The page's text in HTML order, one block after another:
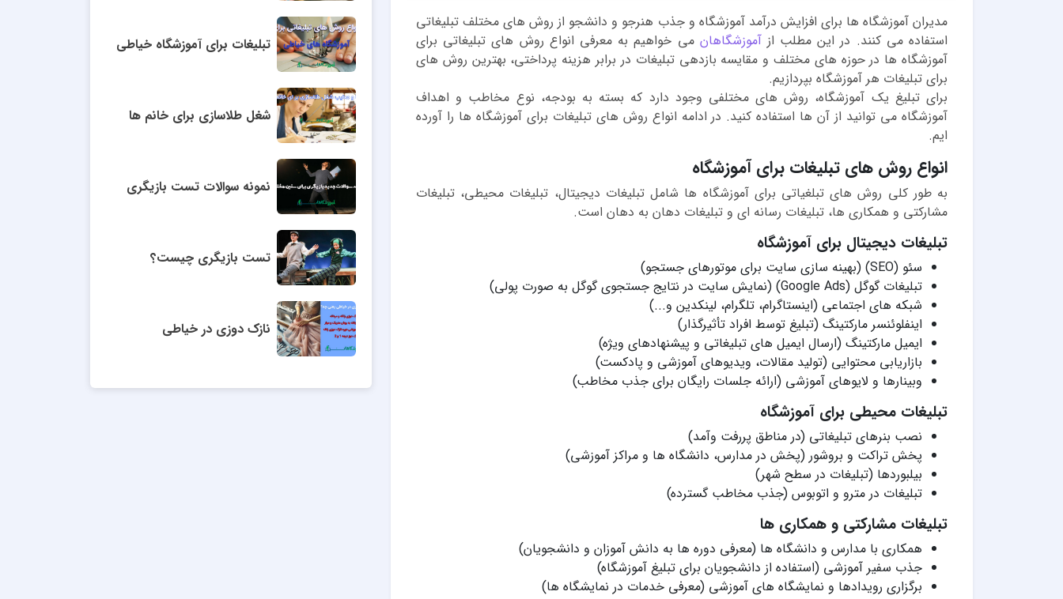
مدیران آموزشگاه ها برای افزایش درآمد آموزشگاه و جذب هنرجو و دانشجو از روش های مختلف تبلیغاتی
استفاده می کنند. در این مطلب ازآموزشگاهان می خواهیم به معرفی انواع روش های تبلیغاتی برای
آموزشگاه ها در حوزه های مختلف و مقایسه بازدهی تبلیغات در برابر هزینه پرداختی، بهترین روش های
برای تبلیغات هر آموزشگاه بپردازیم.
برای تبلیغ یک آموزشگاه، روش های مختلفی وجود دارد که بسته به بودجه، نوع مخاطب و اهداف
آموزشگاه می توانید از آن ها استفاده کنید. در ادامه انواع روش های تبلیغات برای آموزشگاه ها را آورده
ایم.
انواع روش های تبلیغات برای آموزشگاه
به طور کلی روش های تبلغیاتی برای آموزشگاه ها شامل تبلیغات دیجیتال، تبلیغات محیطی، تبلیغات
مشارکتی و همکاری ها، تبلیغات رسانه ای و تبلیغات دهان به دهان است.
تبلیغات دیجیتال برای آموزشگاه
سئو (SEO) (بهینه سازی سایت برای موتورهای جستجو)
تبلیغات گوگل (Google Ads) (نمایش سایت در نتایج جستجوی گوگل به صورت پولی)
شبکه های اجتماعی (اینستاگرام، تلگرام، لینکدین و...)
اینفلوئنسر مارکتینگ (تبلیغ توسط افراد تأثیرگذار)
ایمیل مارکتینگ (ارسال ایمیل های تبلیغاتی و پیشنهادهای ویژه)
بازاریابی محتوایی (تولید مقالات، ویدیوهای آموزشی و پادکست)
وبینارها و لایوهای آموزشی (ارائه جلسات رایگان برای جذب مخاطب)
تبلیغات محیطی برای آموزشگاه
نصب بنرهای تبلیغاتی (در مناطق پررفت وآمد)
پخش تراکت و بروشور (پخش در مدارس، دانشگاه ها و مراکز آموزشی)
بیلبوردها (تبلیغات در سطح شهر)
تبلیغات در مترو و اتوبوس (جذب مخاطب گسترده)
تبلیغات مشارکتی و همکاری ها
همکاری با مدارس و دانشگاه ها (معرفی دوره ها به دانش آموزان و دانشجویان)
جذب سفیر آموزشی (استفاده از دانشجویان برای تبلیغ آموزشگاه)
برگزاری رویدادها و نمایشگاه های آموزشی (معرفی خدمات در نمایشگاه ها)
تبلیغات برای آموزشگاه خیاطی
شغل طلاسازی برای خانم ها
نمونه سوالات تست بازیگری
تست بازیگری چیست؟
نازک دوزی در خیاطی